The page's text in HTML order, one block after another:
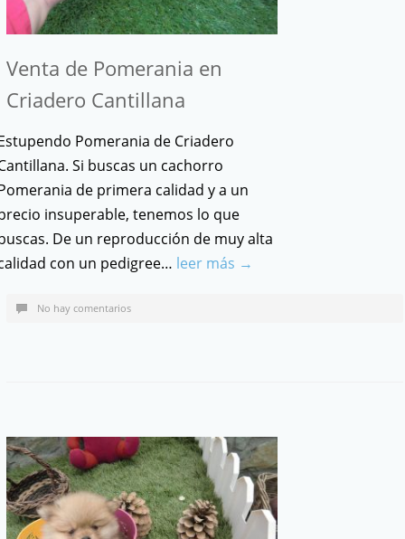
Venta de Pomerania en
Criadero Cantillana
Pomerania de Criadero
Si buscas un cachorro
de primera calidad y a un
insuperable, tenemos lo que
De un reproducción de muy alta
con un pedigree… leer más →
No hay comentarios